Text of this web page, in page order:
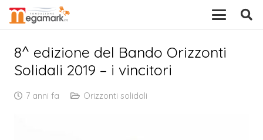
8^ edizione del Bando Orizzonti
Solidali 2019 – i vincitori
7 anni fa Orizzonti solidali